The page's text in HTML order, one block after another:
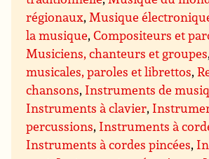
régionaux,Musique
la musique,Compositeurs et
Musiciens, chanteurs et groupes
musicales, paroles et librettos,
chansons, Instruments de
Instruments à clavier,
percussions, Instruments à
Instruments à cordes pincées,